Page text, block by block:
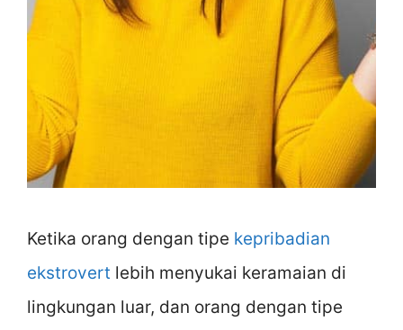
Ketika orang dengan tipe kepribadian
ekstrovert lebih menyukai keramaian di
lingkungan luar, dan orang dengan tipe